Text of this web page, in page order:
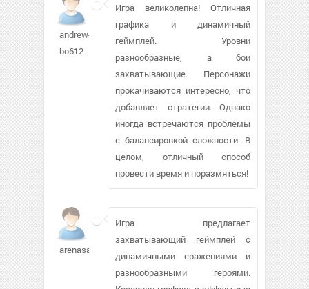
andrew-
bo612
Игра великолепна! Отличная
графика и динамичный
геймплей. Уровни
разнообразные, а бои
захватывающие. Персонажи
прокачиваются интересно, что
добавляет стратегии. Однако
иногда встречаются проблемы
с балансировкой сложности. В
целом, отличный способ
провести время и поразмяться!
arenasam512
Игра предлагает
захватывающий геймплей с
динамичными сражениями и
разнообразными героями.